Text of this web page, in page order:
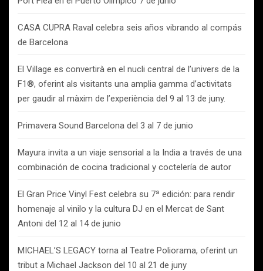
CASA CUPRA Raval celebra seis años vibrando al compás
de Barcelona
El Village es convertirà en el nucli central de l’univers de la
F1®, oferint als visitants una amplia gamma d’activitats
per gaudir al màxim de l’experiència del 9 al 13 de juny.
Primavera Sound Barcelona del 3 al 7 de junio
Mayura invita a un viaje sensorial a la India a través de una
combinación de cocina tradicional y coctelería de autor
El Gran Price Vinyl Fest celebra su 7ª edición: para rendir
homenaje al vinilo y la cultura DJ en el Mercat de Sant
Antoni del 12 al 14 de junio
MICHAEL’S LEGACY torna al Teatre Poliorama, oferint un
tribut a Michael Jackson del 10 al 21 de juny